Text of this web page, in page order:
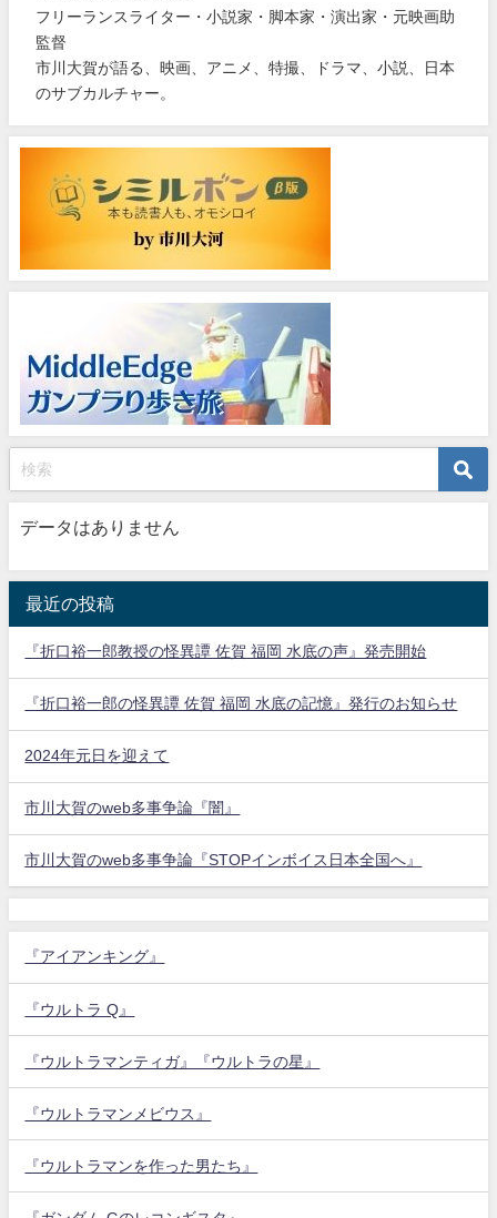
フリーランスライター・小説家・脚本家・演出家・元映画助
監督
市川大賀が語る、映画、アニメ、特撮、ドラマ、小説、日本
のサブカルチャー。
データはありません
最近の投稿
『折口裕一郎教授の怪異譚 佐賀 福岡 水底の声』発売開始
『折口裕一郎の怪異譚 佐賀 福岡 水底の記憶』発行のお知らせ
2024年元日を迎えて
市川大賀のweb多事争論『闇』
市川大賀のweb多事争論『STOPインボイス日本全国へ』
『アイアンキング』
『ウルトラ Q』
『ウルトラマンティガ』『ウルトラの星』
『ウルトラマンメビウス』
『ウルトラマンを作った男たち』